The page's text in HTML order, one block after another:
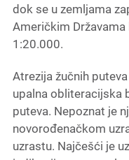
dok se u zemljama
Američkim
1:20.000.
Atrezija žučnih
upalna obliteracijska
puteva. Nepoznat je
novorođenačkom
uzrastu. Najčešći je